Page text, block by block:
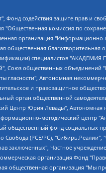
организация "Фонд по борьбе с коррупцией", Автономная некоммерческая организация "Институт права и публичной политики", Баданин Роман Сергеевич, Гликин Максим Александрович, Железнова Мария Михайловна, Лукьянова Юлия Сергеевна, Маетная Елизавета Витальевна, Маняхин Петр Борисович, Чуракова Ольга Владимировна, Ярош Юлия Петровна, Юридическое лицо "The Insider SIA", зарегистрированное в Риге, Латвийская Республика (дата регистрации 26.06.2015), являющееся администратором доменного имени интернет-издания "The Insider SIA", https://theins.ru, Постернак Алексей Евгеньевич, Рубин Михаил Аркадьевич, Анин Роман Александрович, Юридическое лицо Istories fonds, зарегистрированное в Латвийской Республике (регистрационный номер 50008295751, дата регистрации 24.02.2020), Великовский Дмитрий Александрович, Долинина Ирина Николаевна, Мароховская Алеся Алексеевна, Шлейнов Роман Юрьевич, Шмагун Олеся Валентиновна, Общество с ограниченной ответственностью "Альтаир 2021", Общество с ограниченной ответственностью "Вега 2021", Общество с ограниченной ответственностью "Главный редактор 2021", Общество с ограниченной ответственностью "Ромашки монолит", Важенков Артем Валерьевич, Ивановская областная общественная организация "Центр гендерных исследований", Гурман Юрий Альбертович, Медиапроект "ОВД-Инфо", Егоров Владимир Владимирович, Жилинский Владимир Александрович, Общество с ограниченной ответственностью "ЗП", Иванова София Юрьевна, Карезина Инна